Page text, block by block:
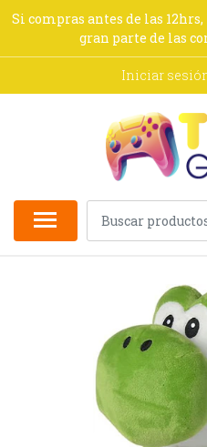
Si compras antes de las
gran parte de las
Iniciar